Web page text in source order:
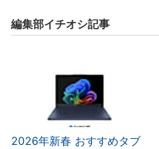
編集部イチオシ記事
2026年新春 おすすめタブ